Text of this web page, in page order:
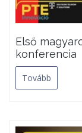
Első
konferencia
Tovább